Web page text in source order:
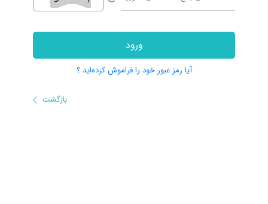
ورود
آیا رمز عبور خود را فراموش کرده‌اید ؟
بازگشت